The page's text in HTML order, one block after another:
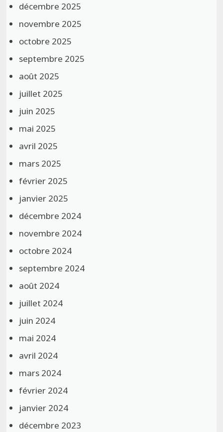
décembre 2025
novembre 2025
octobre 2025
septembre 2025
août 2025
juillet 2025
juin 2025
mai 2025
avril 2025
mars 2025
février 2025
janvier 2025
décembre 2024
novembre 2024
octobre 2024
septembre 2024
août 2024
juillet 2024
juin 2024
mai 2024
avril 2024
mars 2024
février 2024
janvier 2024
décembre 2023